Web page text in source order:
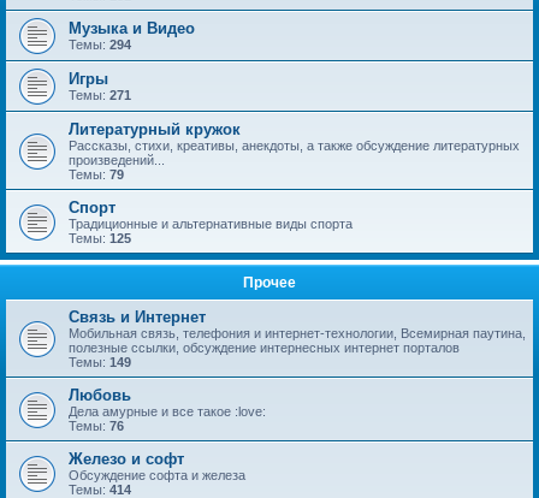
Музыка и Видео
Темы: 294
Игры
Темы: 271
Литературный кружок
Рассказы, стихи, креативы, анекдоты, а также обсуждение литературных
произведений...
Темы: 79
Спорт
Традиционные и альтернативные виды спорта
Темы: 125
Прочее
Связь и Интернет
Мобильная связь, телефония и интернет-технологии, Всемирная паутина,
полезные ссылки, обсуждение интернесных интернет порталов
Темы: 149
Любовь
Дела амурные и все такое :love:
Темы: 76
Железо и софт
Обсуждение софта и железа
Темы: 414